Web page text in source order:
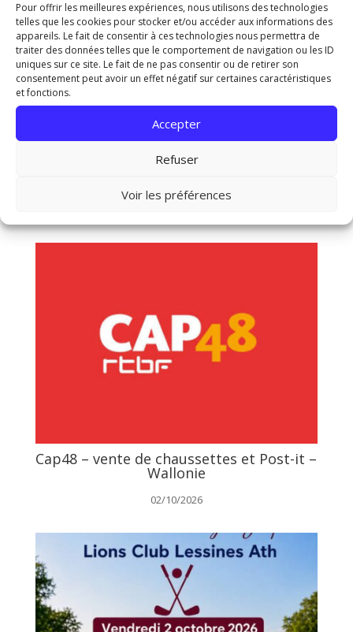
Pour offrir les meilleures expériences, nous utilisons des technologies
telles que les cookies pour stocker et/ou accéder aux informations des
appareils. Le fait de consentir à ces technologies nous permettra de
traiter des données telles que le comportement de navigation ou les ID
uniques sur ce site. Le fait de ne pas consentir ou de retirer son
consentement peut avoir un effet négatif sur certaines caractéristiques
et fonctions.
Accepter
Refuser
Voir les préférences
Cap48 – vente de chaussettes et Post-it –
Wallonie
02/10/2026